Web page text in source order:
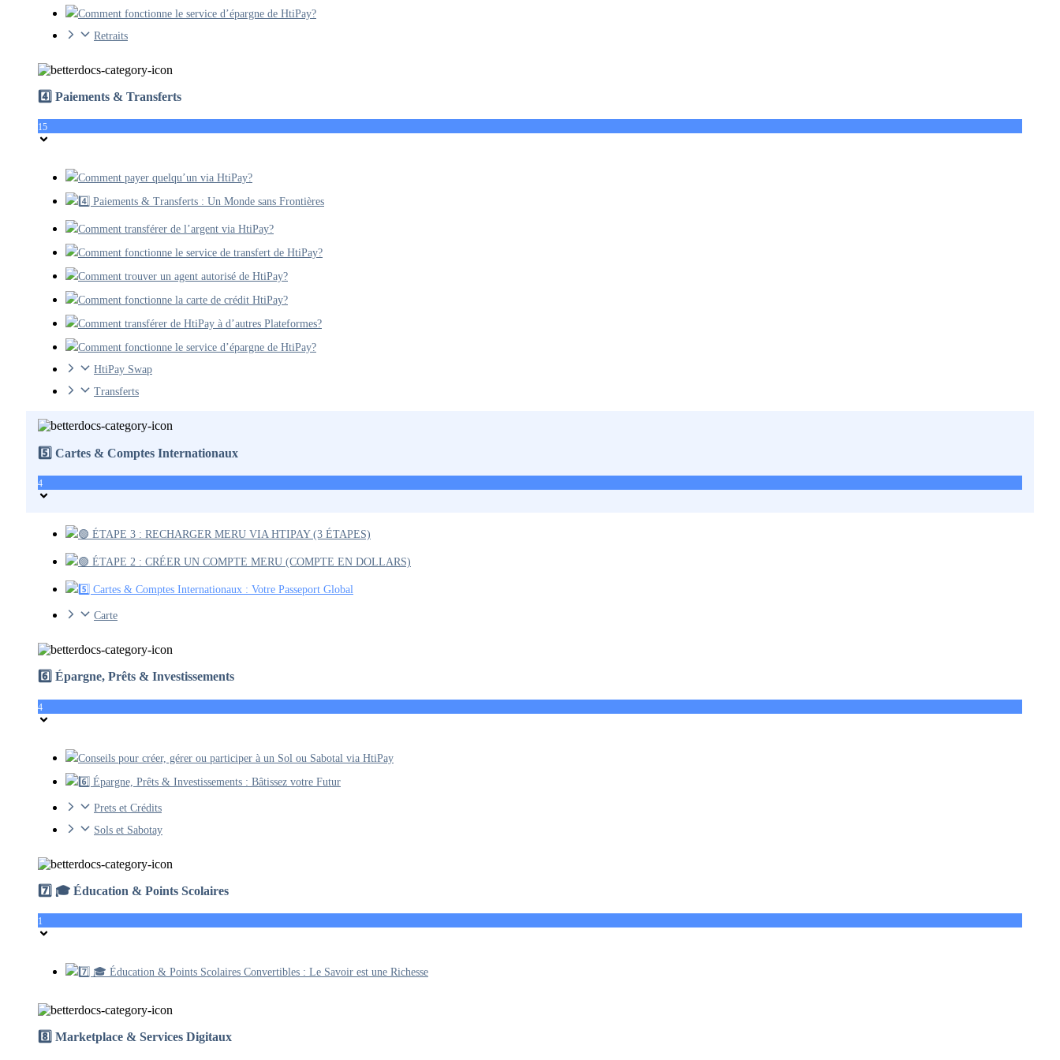
Comment fonctionne le service d’épargne de HtiPay?
Retraits
4️⃣ Paiements & Transferts
15
Comment payer quelqu’un via HtiPay?
4️⃣ Paiements & Transferts : Un Monde sans Frontières
Comment transférer de l’argent via HtiPay?
Comment fonctionne le service de transfert de HtiPay?
Comment trouver un agent autorisé de HtiPay?
Comment fonctionne la carte de crédit HtiPay?
Comment transférer de HtiPay à d’autres Plateformes?
Comment fonctionne le service d’épargne de HtiPay?
HtiPay Swap
Transferts
5️⃣ Cartes & Comptes Internationaux
4
🟢 ÉTAPE 3 : RECHARGER MERU VIA HTIPAY (3 ÉTAPES)
🟢 ÉTAPE 2 : CRÉER UN COMPTE MERU (COMPTE EN DOLLARS)
5️⃣ Cartes & Comptes Internationaux : Votre Passeport Global
Carte
6️⃣ Épargne, Prêts & Investissements
4
Conseils pour créer, gérer ou participer à un Sol ou Sabotal via HtiPay
6️⃣ Épargne, Prêts & Investissements : Bâtissez votre Futur
Prets et Crédits
Sols et Sabotay
7️⃣ 🎓 Éducation & Points Scolaires
1
7️⃣ 🎓 Éducation & Points Scolaires Convertibles : Le Savoir est une Richesse
8️⃣ Marketplace & Services Digitaux